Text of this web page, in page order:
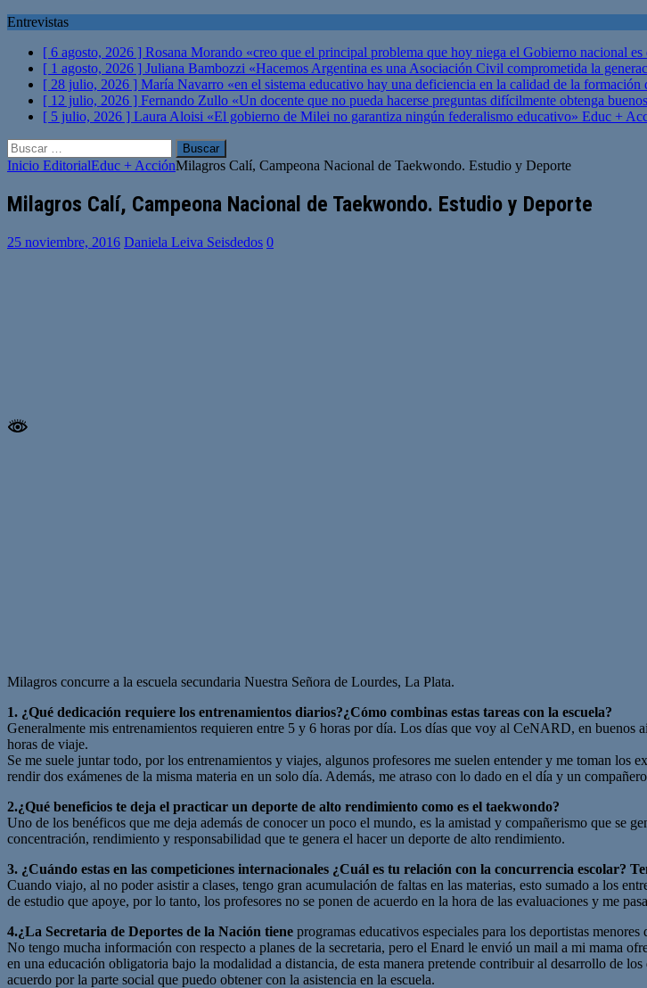
Entrevistas
[ 6 agosto, 2026 ] Rosana Morando «creo que el principal problema que hoy niega el Gobierno nacional
[ 1 agosto, 2026 ] Juliana Bambozzi «Hacemos Argentina es una Asociación Civil comprometida la
[ 28 julio, 2026 ] María Navarro «en el sistema educativo hay una deficiencia en la calidad de la
[ 12 julio, 2026 ] Fernando Zullo «Un docente que no pueda hacerse preguntas difícilmente obtenga
[ 5 julio, 2026 ] Laura Aloisi «El gobierno de Milei no garantiza ningún federalismo educativo» Educ +
Buscar:
Inicio EditorialEduc + AcciónMilagros Calí, Campeona Nacional de Taekwondo. Estudio y Deporte
Milagros Calí, Campeona Nacional de Taekwondo. Estudio y Deporte
25 noviembre, 2016 Daniela Leiva Seisdedos 0
Milagros concurre a la escuela secundaria Nuestra Señora de Lourdes, La Plata.
1. ¿Qué dedicación requiere los entrenamientos diarios?¿Cómo combinas estas tareas con la escuela?
Generalmente mis entrenamientos requieren entre 5 y 6 horas por día. Los días que voy al CeNARD, en
horas de viaje.
Se me suele juntar todo, por los entrenamientos y viajes, algunos profesores me suelen entender y me toman los
rendir dos exámenes de la misma materia en un solo día. Además, me atraso con lo dado en el día y un
2.¿Qué beneficios te deja el practicar un deporte de alto rendimiento como es el taekwondo?
Uno de los benéficos que me deja además de conocer un poco el mundo, es la amistad y compañerismo que se
concentración, rendimiento y responsabilidad que te genera el hacer un deporte de alto rendimiento.
3. ¿Cuándo estas en las competiciones internacionales ¿Cuál es tu relación con la concurrencia escolar?
Cuando viajo, al no poder asistir a clases, tengo gran acumulación de faltas en las materias, esto sumado a los
de estudio que apoye, por lo tanto, los profesores no se ponen de acuerdo en la hora de las evaluaciones y me
4.¿La Secretaria de Deportes de la Nación tiene programas educativos especiales para los deportistas
No tengo mucha información con respecto a planes de la secretaria, pero el Enard le envió un mail a mi mama
en una educación obligatoria bajo la modalidad a distancia, de esta manera pretende contribuir al desarrollo de
acuerdo por la parte social que puedo obtener con la asistencia en la escuela.